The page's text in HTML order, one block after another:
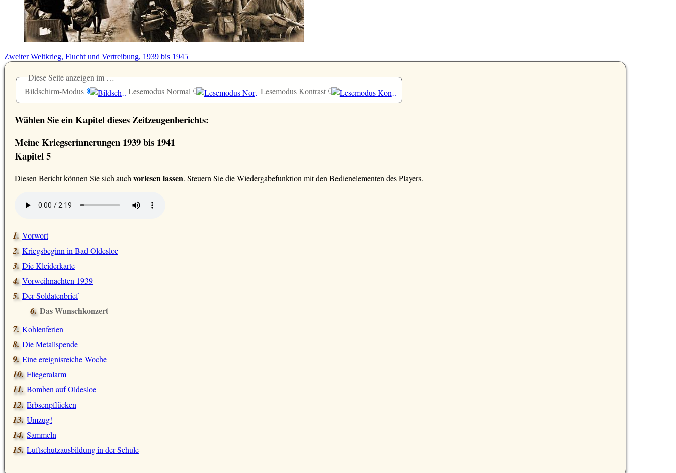
Zweiter Weltkrieg, Flucht und Vertreibung, 1939 bis 1945
Diese Seite anzeigen im …
Bildschirm-Modus
Lesemodus Normal Lesemodus Kontrast
Wählen Sie ein Kapitel dieses Zeitzeugenberichts:
Meine Kriegserinnerungen 1939 bis 1941
Kapitel 5
Diesen Bericht können Sie sich auch vorlesen lassen. Steuern Sie die Wiedergabefunktion mit den Bedienelementen des Players.
Vorwort
Kriegsbeginn in Bad Oldesloe
Die Kleiderkarte
Vorweihnachten 1939
Der Soldatenbrief
Das Wunschkonzert
Kohlenferien
Die Metallspende
Eine ereignisreiche Woche
Fliegeralarm
Bomben auf Oldesloe
Erbsenpflücken
Umzug!
Sammeln
Luftschutzausbildung in der Schule